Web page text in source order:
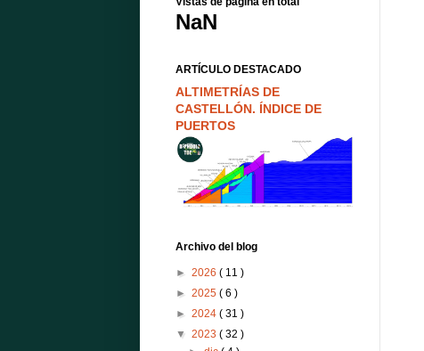
NaN
ARTÍCULO DESTACADO
ALTIMETRÍAS DE
CASTELLÓN. ÍNDICE DE
PUERTOS
Archivo del blog
► 2026 ( 11 )
► 2025 ( 6 )
► 2024 ( 31 )
▼ 2023 ( 32 )